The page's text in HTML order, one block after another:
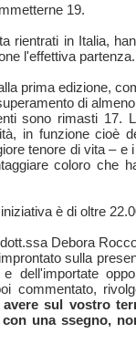
19.
rientrati in Italia,
l'effettiva partenza.
prima edizione,
di
sono rimasti 17.
in funzione cioè
tenore di vita – e
coloro che
è di oltre
Debora
sulla
dell'importate
commentato,
sul vostro
una ssegno,